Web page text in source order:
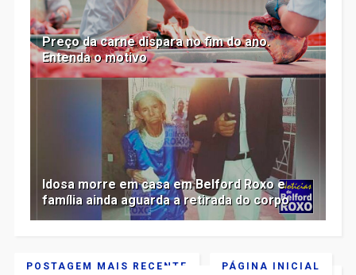
Preço da carne dispara no fim do ano.
Entenda o motivo
Idosa morre em casa em Belford Roxo e
família ainda aguarda a retirada do corpo
POSTAGEM MAIS RECENTE
PÁGINA INICIAL